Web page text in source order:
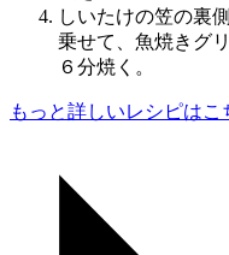
しいたけの笠の裏
乗せて、魚焼きグ
６分焼く。
もっと詳しいレシピはこ